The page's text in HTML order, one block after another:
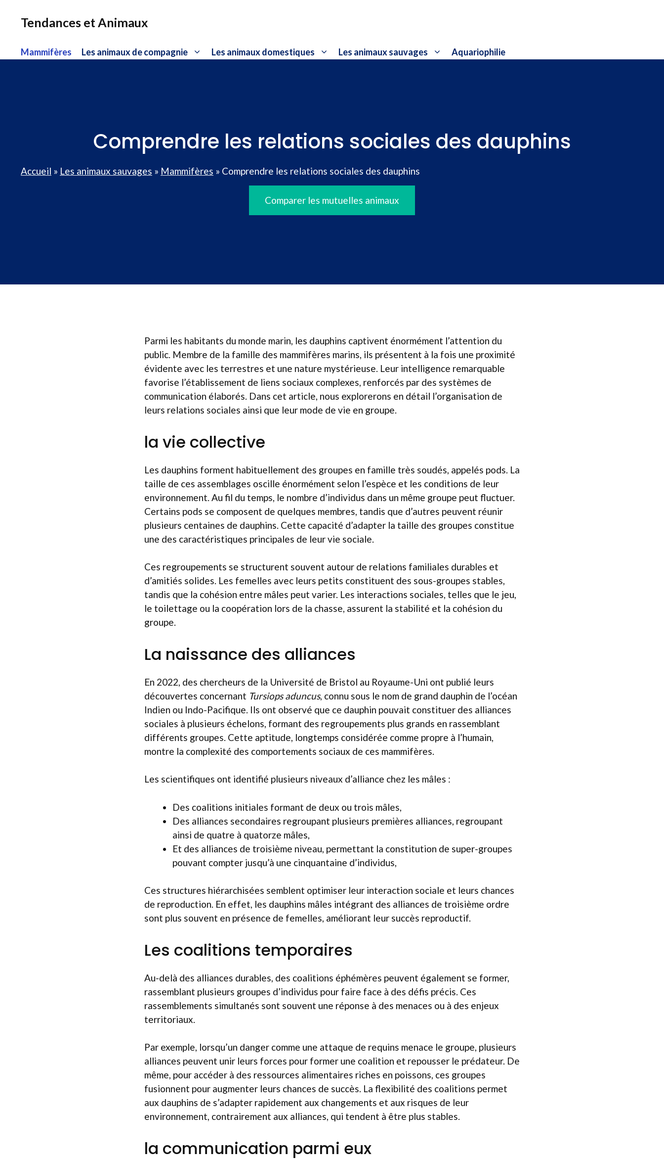
Tendances et Animaux
Mammifères Les animaux de compagnie Les animaux domestiques Les animaux sauvages Aquariophilie
Comprendre les relations sociales des dauphins
Accueil » Les animaux sauvages » Mammifères » Comprendre les relations sociales des dauphins
Comparer les mutuelles animaux
Parmi les habitants du monde marin, les dauphins captivent énormément l’attention du
public. Membre de la famille des mammifères marins, ils présentent à la fois une proximité
évidente avec les terrestres et une nature mystérieuse. Leur intelligence remarquable
favorise l’établissement de liens sociaux complexes, renforcés par des systèmes de
communication élaborés. Dans cet article, nous explorerons en détail l’organisation de
leurs relations sociales ainsi que leur mode de vie en groupe.
la vie collective
Les dauphins forment habituellement des groupes en famille très soudés, appelés pods. La
taille de ces assemblages oscille énormément selon l’espèce et les conditions de leur
environnement. Au fil du temps, le nombre d’individus dans un même groupe peut fluctuer.
Certains pods se composent de quelques membres, tandis que d’autres peuvent réunir
plusieurs centaines de dauphins. Cette capacité d’adapter la taille des groupes constitue
une des caractéristiques principales de leur vie sociale.
Ces regroupements se structurent souvent autour de relations familiales durables et
d’amitiés solides. Les femelles avec leurs petits constituent des sous-groupes stables,
tandis que la cohésion entre mâles peut varier. Les interactions sociales, telles que le jeu,
le toilettage ou la coopération lors de la chasse, assurent la stabilité et la cohésion du
groupe.
La naissance des alliances
En 2022, des chercheurs de la Université de Bristol au Royaume-Uni ont publié leurs
découvertes concernant Tursiops aduncus, connu sous le nom de grand dauphin de l’océan
Indien ou Indo-Pacifique. Ils ont observé que ce dauphin pouvait constituer des alliances
sociales à plusieurs échelons, formant des regroupements plus grands en rassemblant
différents groupes. Cette aptitude, longtemps considérée comme propre à l’humain,
montre la complexité des comportements sociaux de ces mammifères.
Les scientifiques ont identifié plusieurs niveaux d’alliance chez les mâles :
Des coalitions initiales formant de deux ou trois mâles,
Des alliances secondaires regroupant plusieurs premières alliances, regroupant
ainsi de quatre à quatorze mâles,
Et des alliances de troisième niveau, permettant la constitution de super-groupes
pouvant compter jusqu’à une cinquantaine d’individus,
Ces structures hiérarchisées semblent optimiser leur interaction sociale et leurs chances
de reproduction. En effet, les dauphins mâles intégrant des alliances de troisième ordre
sont plus souvent en présence de femelles, améliorant leur succès reproductif.
Les coalitions temporaires
Au-delà des alliances durables, des coalitions éphémères peuvent également se former,
rassemblant plusieurs groupes d’individus pour faire face à des défis précis. Ces
rassemblements simultanés sont souvent une réponse à des menaces ou à des enjeux
territoriaux.
Par exemple, lorsqu’un danger comme une attaque de requins menace le groupe, plusieurs
alliances peuvent unir leurs forces pour former une coalition et repousser le prédateur. De
même, pour accéder à des ressources alimentaires riches en poissons, ces groupes
fusionnent pour augmenter leurs chances de succès. La flexibilité des coalitions permet
aux dauphins de s’adapter rapidement aux changements et aux risques de leur
environnement, contrairement aux alliances, qui tendent à être plus stables.
la communication parmi eux